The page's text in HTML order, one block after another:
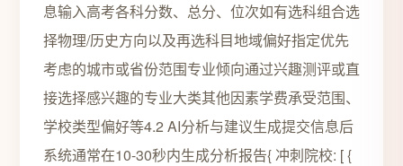
息输入高考各科分数、总分、位次如有选科组合选
择物理/历史方向以及再选科目地域偏好指定优先
考虑的城市或省份范围专业倾向通过兴趣测评或直
接选择感兴趣的专业大类其他因素学费承受范围、
学校类型偏好等4.2 AI分析与建议生成提交信息后
系统通常在10-30秒内生成分析报告{ 冲刺院校: [ {